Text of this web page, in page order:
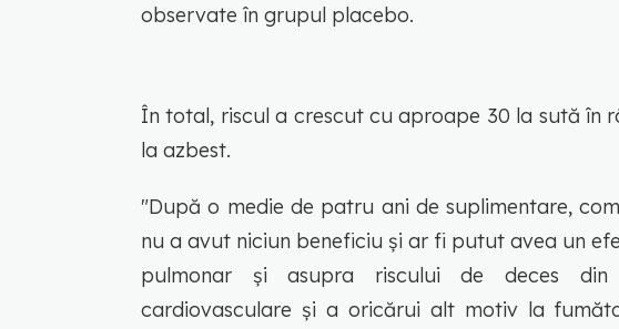
observate în grupul placebo.
În total, riscul a crescut cu aproape 30 la sută în
la azbest.
"După o medie de patru ani de suplimentare,
nu a avut niciun beneficiu și ar fi putut avea un
pulmonar și asupra riscului de deces din
cardiovasculare și a oricărui alt motiv la